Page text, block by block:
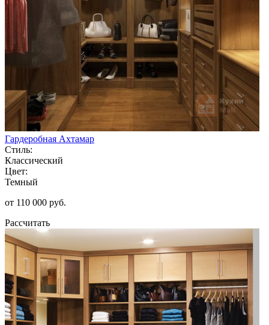
Гардеробная Ахтамар
Стиль:
Классический
Цвет:
Темный
от 110 000 руб.
Рассчитать